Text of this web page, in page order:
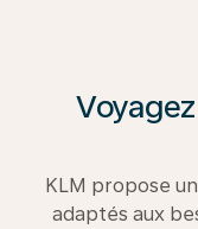
KLM propose
adaptés aux